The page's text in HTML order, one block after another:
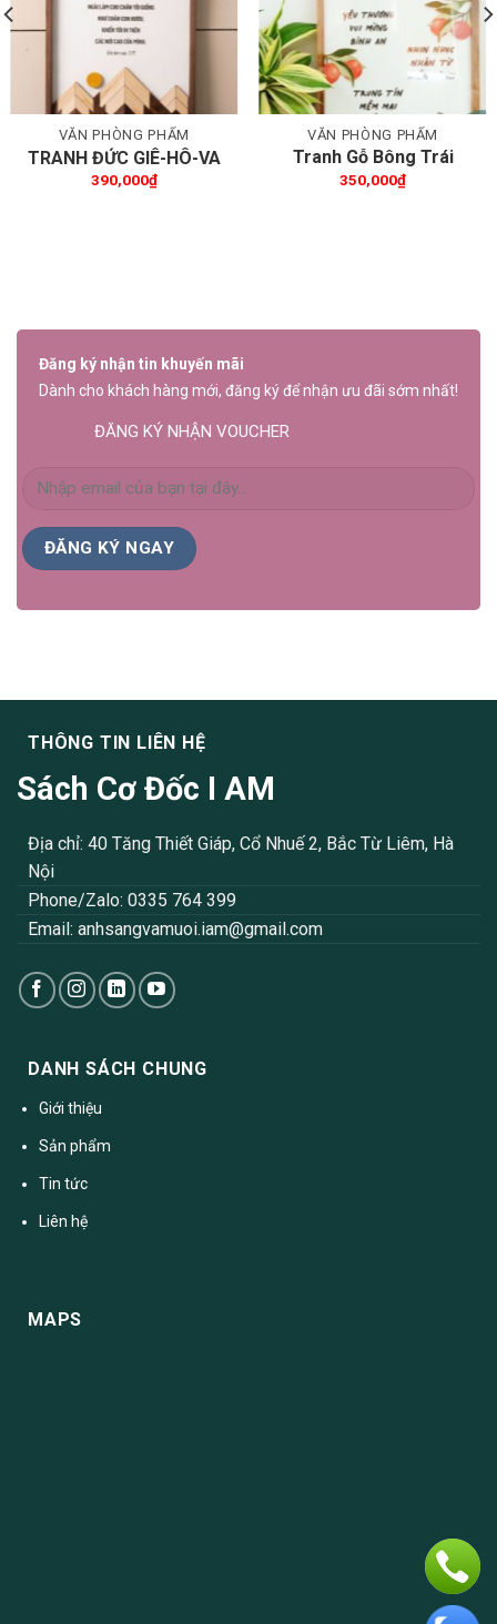
VĂN PHÒNG PHẨM
TRANH ĐỨC GIÊ-HÔ-VA
390,000₫
VĂN PHÒNG PHẨM
Tranh Gỗ Bông Trái
Thánh Linh
350,000₫
Đăng ký nhận tin khuyến mãi
Dành cho khách hàng mới, đăng ký để nhận ưu đãi sớm nhất!
ĐĂNG KÝ NHẬN VOUCHER
THÔNG TIN LIÊN HỆ
Sách Cơ Đốc I AM
Địa chỉ: 40 Tăng Thiết Giáp, Cổ Nhuế 2, Bắc Từ Liêm, Hà
Nội
Phone/Zalo: 0335 764 399
Email: anhsangvamuoi.iam@gmail.com
DANH SÁCH CHUNG
Giới thiệu
Sản phẩm
Tin tức
Liên hệ
MAPS